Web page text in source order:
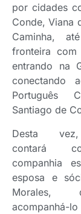
por cidades
Conde, Viana
Caminha,
fronteira com
entrando na
conectando
Português
Santiago de
Desta
contará
companhia
esposa e
acompanhá-